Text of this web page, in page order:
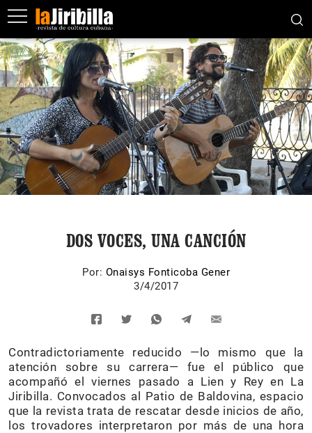
DOS VOCES, UNA CANCIÓN
Por: Onaisys Fonticoba Gener
3/4/2017
Contradictoriamente reducido —lo mismo que la
atención sobre su carrera— fue el público que
acompañó el viernes pasado a Lien y Rey en La
Jiribilla. Convocados al Patio de Baldovina, espacio
que la revista trata de rescatar desde inicios de año,
los trovadores interpretaron por más de una hora